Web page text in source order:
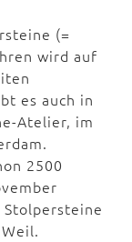
(=
wird auf
es auch in
Atelier, im
2500